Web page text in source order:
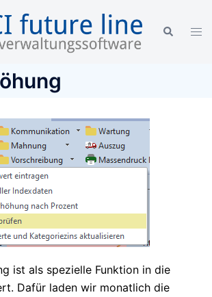
ist als spezielle Funktion in die
Dafür laden wir monatlich die